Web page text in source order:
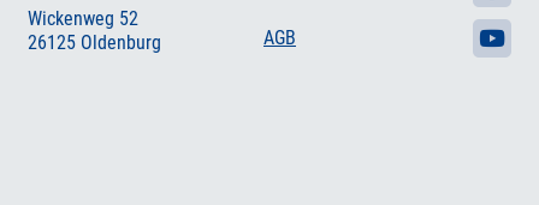
Wickenweg 52
26125 Oldenburg
AGB